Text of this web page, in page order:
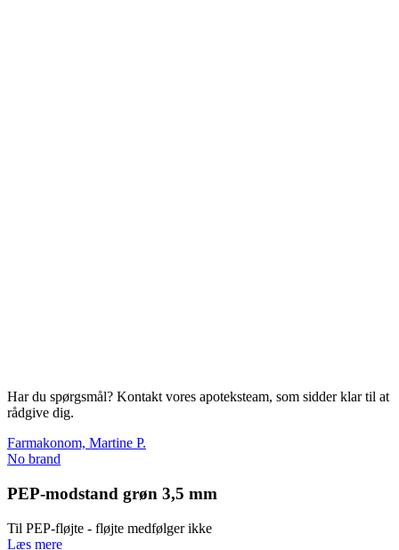
Har du spørgsmål? Kontakt vores apoteksteam, som sidder klar til at
rådgive dig.
Farmakonom, Martine P.
No brand
PEP-modstand grøn 3,5 mm
Til PEP-fløjte - fløjte medfølger ikke
Læs mere